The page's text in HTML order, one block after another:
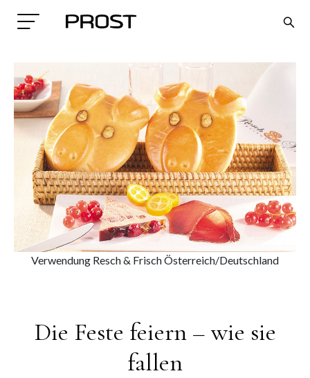
Search
Verwendung Resch & Frisch Österreich/Deutschland
Die Feste feiern – wie sie
fallen